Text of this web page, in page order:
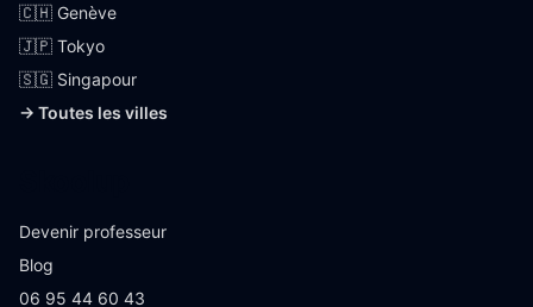
🇨🇭 Genève
🇯🇵 Tokyo
🇸🇬 Singapour
→ Toutes les villes
Devenir professeur
Blog
06 95 44 60 43